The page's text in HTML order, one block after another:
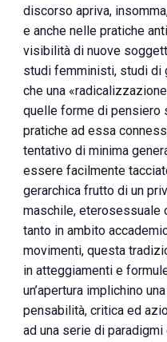
discorso apriva,
e anche nelle pratiche
visibilità di nuove
studi femministi, studi di
che una
quelle forme di pensiero
pratiche ad essa
tentativo di minima
essere facilmente
gerarchica frutto di un
maschile, eterosessuale
tanto in ambito
movimenti, questa
in atteggiamenti e
un’apertura implichino
pensabilità, critica ed
ad una serie di